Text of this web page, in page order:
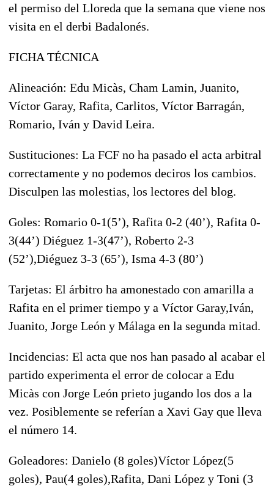
el permiso del Lloreda que la semana que viene nos
visita en el derbi Badalonés.
FICHA TÉCNICA
Alineación: Edu Micàs, Cham Lamin, Juanito,
Víctor Garay, Rafita, Carlitos, Víctor Barragán,
Romario, Iván y David Leira.
Sustituciones: La FCF no ha pasado el acta arbitral
correctamente y no podemos deciros los cambios.
Disculpen las molestias, los lectores del blog.
Goles: Romario 0-1(5’), Rafita 0-2 (40’), Rafita 0-
3(44’) Diéguez 1-3(47’), Roberto 2-3
(52’),Diéguez 3-3 (65’), Isma 4-3 (80’)
Tarjetas: El árbitro ha amonestado con amarilla a
Rafita en el primer tiempo y a Víctor Garay,Iván,
Juanito, Jorge León y Málaga en la segunda mitad.
Incidencias: El acta que nos han pasado al acabar el
partido experimenta el error de colocar a Edu
Micàs con Jorge León prieto jugando los dos a la
vez. Posiblemente se referían a Xavi Gay que lleva
el número 14.
Goleadores: Danielo (8 goles)Víctor López(5
goles), Pau(4 goles),Rafita, Dani López y Toni (3